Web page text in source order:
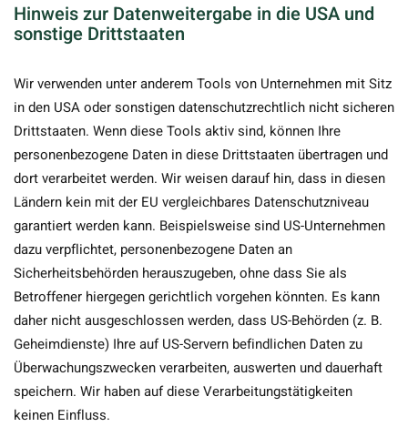
Hinweis zur Datenweitergabe in die USA und
sonstige Drittstaaten
Wir verwenden unter anderem Tools von Unternehmen mit Sitz
in den USA oder sonstigen datenschutzrechtlich nicht sicheren
Drittstaaten. Wenn diese Tools aktiv sind, können Ihre
personenbezogene Daten in diese Drittstaaten übertragen und
dort verarbeitet werden. Wir weisen darauf hin, dass in diesen
Ländern kein mit der EU vergleichbares Datenschutzniveau
garantiert werden kann. Beispielsweise sind US-Unternehmen
dazu verpflichtet, personenbezogene Daten an
Sicherheitsbehörden herauszugeben, ohne dass Sie als
Betroffener hiergegen gerichtlich vorgehen könnten. Es kann
daher nicht ausgeschlossen werden, dass US-Behörden (z. B.
Geheimdienste) Ihre auf US-Servern befindlichen Daten zu
Überwachungszwecken verarbeiten, auswerten und dauerhaft
speichern. Wir haben auf diese Verarbeitungstätigkeiten
keinen Einfluss.